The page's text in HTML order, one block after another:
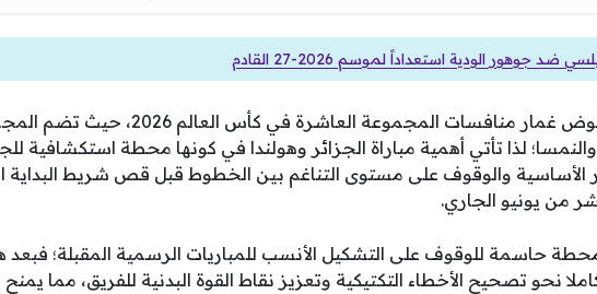
جوهور الودية استعداداً لموسم 2026-27 القادم
يستعد الطرف الجزائري لخوض غمار منافسات المجموعة العاشرة في كأس
لذا تأتي أهمية مباراة الجزائر وهولندا في كونها محطة استكشافية
الأساسية والوقوف على مستوى التناغم بين الخطوط قبل قص شريط
من يونيو الجاري.
محطة حاسمة للوقوف على التشكيل الأنسب للمباريات الرسمية المقبلة؛ فبعد
نحو تصحيح الأخطاء التكتيكية وتعزيز نقاط القوة البدنية للفريق، مما يمنح